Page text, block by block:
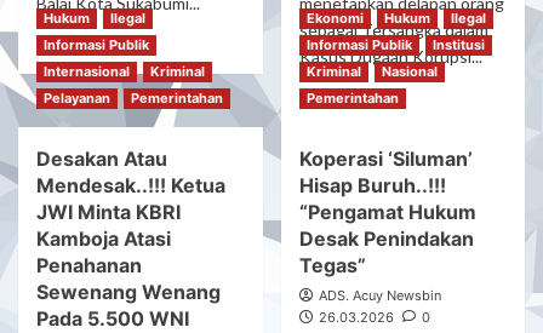
Diduga
Dibekingi
Oknum
Read MoreRead
more
about
GARIS
Sukabumi
Raya
Mendesak
Realisasikan
Tentang
Perda
Miras
Sampai
sebagai Tersangka dalam
Kasus Dugaan Korupsi...
Read MoreRead
Kabar
Viral..!!!
Modus
Operandi
Satu
Bank
Hukum
Ilegal
Informasi Publik
Internasional
Kriminal
Pelayanan
Pemerintahan
Desakan Atau
Mendesak..!!! Ketua
JWI Minta KBRI
Kamboja Atasi
Penahanan
Sewenang Wenang
Pada 5.500 WNI
Ekonomi Hukum
Ilegal
Informasi Publik
Institusi
Kriminal
Nasional
Pemerintahan
Koperasi ‘Siluman’
Hisap Buruh..!!!
“Pengamat Hukum
Desak Penindakan
Tegas”
ADS. Acuy Newsbin
26.03.2026
0